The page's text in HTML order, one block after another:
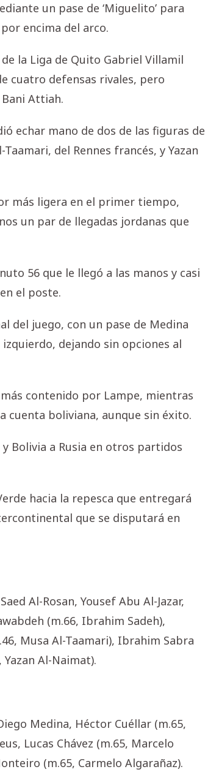
un pase de ‘Miguelito’ para
encima del arco.
la Liga de Quito Gabriel Villamil
cuatro defensas rivales, pero
Attiah.
echar mano de dos de las figuras de
del Rennes francés, y Yazan
más ligera en el primer tiempo,
un par de llegadas jordanas que
56 que le llegó a las manos y casi
el poste.
del juego, con un pase de Medina
dejando sin opciones al
contenido por Lampe, mientras
cuenta boliviana, aunque sin éxito.
Bolivia a Rusia en otros partidos
hacia la repesca que entregará
que se disputará en
Al-Rosan, Yousef Abu Al-Jazar,
(m.66, Ibrahim Sadeh),
Musa Al-Taamari), Ibrahim Sabra
Al-Naimat).
Medina, Héctor Cuéllar (m.65,
Lucas Chávez (m.65, Marcelo
(m.65, Carmelo Algarañaz).